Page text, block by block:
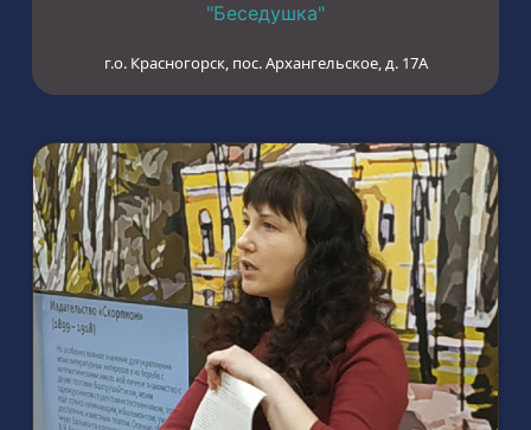
"Беседушка"
г.о. Красногорск, пос. Архангельское, д. 17А